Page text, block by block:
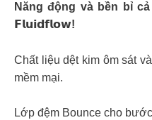
Năng động và bền bỉ
𝗙𝗹𝘂𝗶𝗱𝗳𝗹𝗼𝘄!
Chất liệu dệt kim ôm sát
mềm mại.
Lớp đệm Bounce cho